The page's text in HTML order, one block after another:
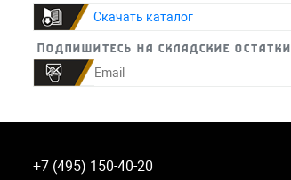
Скачать каталог
Подпишитесь на складские остатки
+7 (495) 150-40-20